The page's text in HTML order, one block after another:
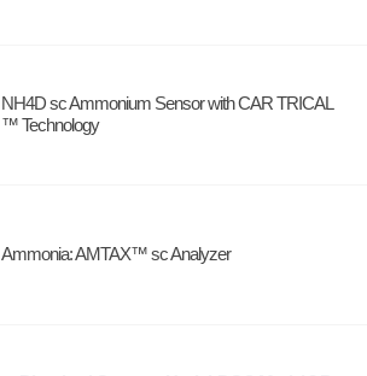
NH4D sc Ammonium Sensor with CAR TRICAL
™ Technology
Ammonia: AMTAX™ sc Analyzer